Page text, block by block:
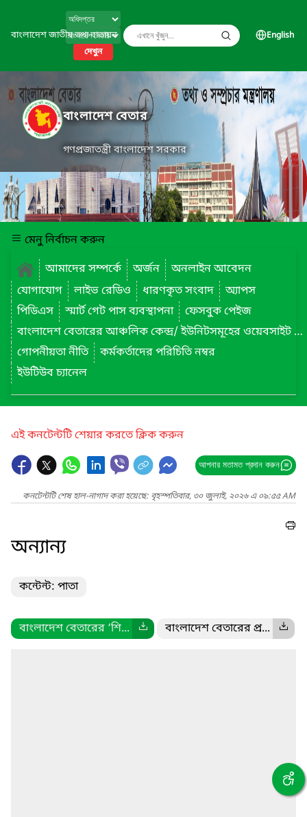
বাংলাদেশ জাতীয় তথ্য বাতায়ন
দেখুন
English
বাংলাদেশ বেতার
গণপ্রজাতন্ত্রী বাংলাদেশ সরকার
মেনু নির্বাচন করুন
আমাদের সম্পর্কে
অর্জন
অনলাইন আবেদন
যোগাযোগ
লাইভ রেডিও ধারণকৃত সংবাদ
অ্যাপস
পিডিএস
স্মার্ট গেট পাস ব্যবস্থাপনা
ফেসবুক পেইজ
বাংলাদেশ বেতারের আঞ্চলিক কেন্দ্র/ ইউনিটসমূহের ওয়েবসাইট লিংক
গোপনীয়তা নীতি
কর্মকর্তাদের পরিচিতি নম্বর
ইউটিউব চ্যানেল
এই কনটেন্টটি শেয়ার করতে ক্লিক করুন
আপনার মতামত প্রদান করুন
কনটেন্টটি শেষ হাল-নাগাদ করা হয়েছে: বৃহস্পতিবার, ৩০ জুলাই, ২০২৬ এ ০৯:৫৫ AM
অন্যান্য
কন্টেন্ট: পাতা
বাংলাদেশ বেতারের ‘শি... বাংলাদেশ বেতারের প্র...